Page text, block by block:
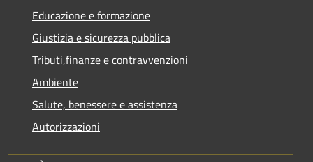
Educazione e formazione
Giustizia e sicurezza pubblica
Tributi,finanze e contravvenzioni
Ambiente
Salute, benessere e assistenza
Autorizzazioni